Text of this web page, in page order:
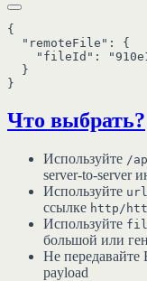
{
  "remoteFile": {
"fileId":
  }
Что выбрать?
Используйте /
server-to-server
Используйте url
ссылке http/
Используйте
большой или
Не передавайте
payload